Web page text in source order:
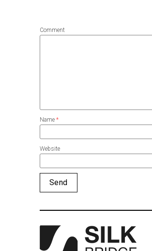
Comment
Name *
Website